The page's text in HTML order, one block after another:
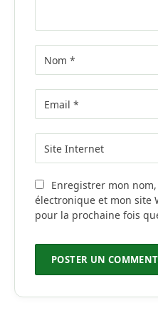
Enregistrer mon
électronique et mon site
pour la prochaine fois